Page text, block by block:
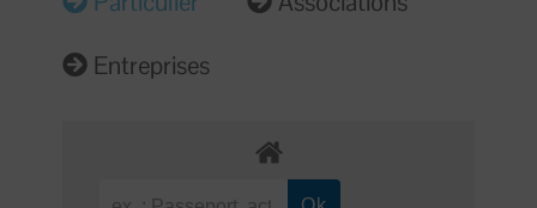
Entreprises